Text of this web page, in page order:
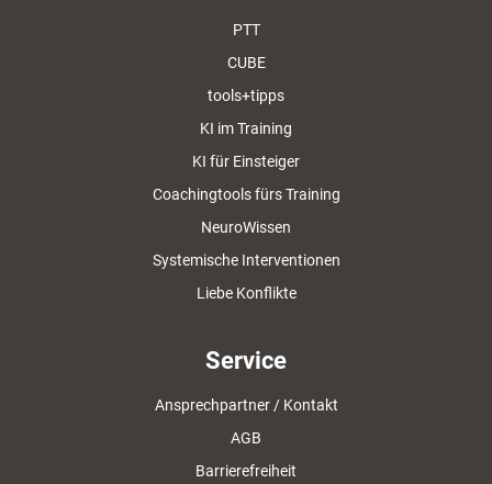
PTT
CUBE
tools+tipps
KI im Training
KI für Einsteiger
Coachingtools fürs Training
NeuroWissen
Systemische Interventionen
Liebe Konflikte
Service
Ansprechpartner / Kontakt
AGB
Barrierefreiheit